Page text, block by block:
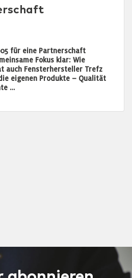
für eine Partnerschaft
Fokus klar: Wie
auch Fensterhersteller Trefz
eigenen Produkte – Qualität
…